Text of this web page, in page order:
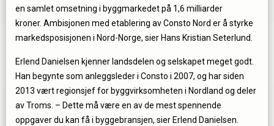
en samlet omsetning i byggmarkedet på 1,6 milliarder
kroner. Ambisjonen med etablering av Consto Nord er å styrke
markedsposisjonen i Nord-Norge, sier Hans Kristian Seterlund.
Erlend Danielsen kjenner landsdelen og selskapet meget godt.
Han begynte som anleggsleder i Consto i 2007, og har siden
2013 vært regionsjef for byggvirksomheten i Nordland og deler
av Troms. – Dette må være en av de mest spennende
oppgaver du kan få i byggebransjen, sier Erlend Danielsen.